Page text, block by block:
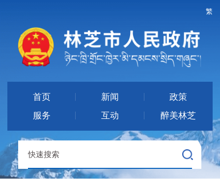
繁
首页 新闻
政策
服务
互动 醉美林芝